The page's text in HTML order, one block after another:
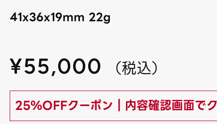
41x36x19mm 22g
¥55,000 （税込）
25%OFFクーポン｜内容確認画面で